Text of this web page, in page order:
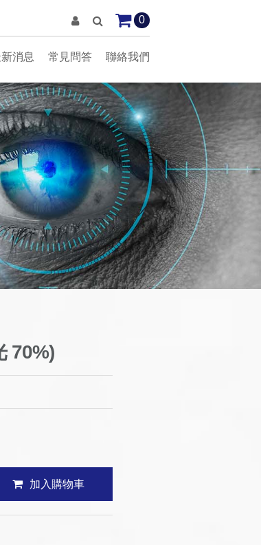
0
消息 常見問答 聯絡我們
70%)
加入購物車